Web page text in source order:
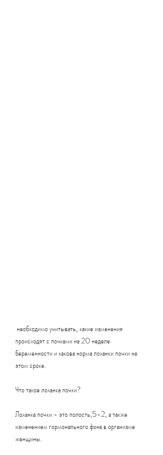
происходят с почками на 20 неделе
беременности и какова норма лоханки почки на
этом сроке.
Что такое лоханка почки?
Лоханка почки - это полость,5-2, а также
изменением гормонального фона в организме
женщины.